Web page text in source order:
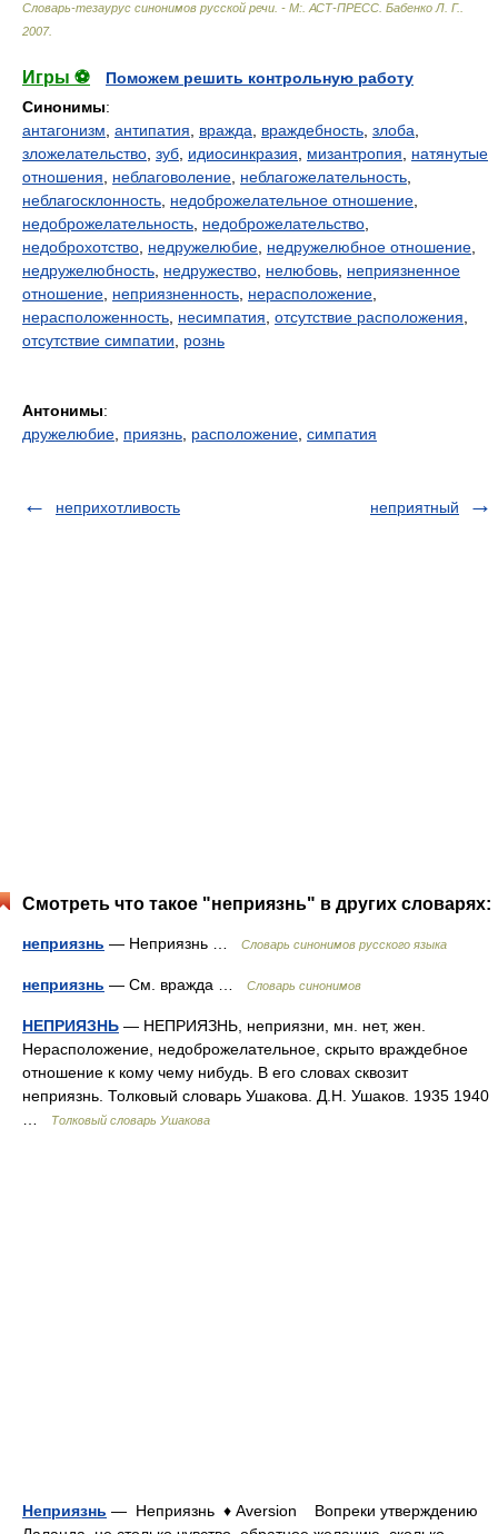
Словарь-тезаурус синонимов русской речи. - М:. АСТ-ПРЕСС Бабенко Л. Г.
2007.
Игры ⚽
Поможем решить контрольную работу
Синонимы:
антагонизм антипатия вражда враждебность злоба
зложелательство зуб идиосинкразия мизантропия
натянутые
отношения
неблаговоление неблагожелательность
неблагосклонность недоброжелательное отношение
недоброжелательность недоброжелательство
недоброхотство недружелюбие недружелюбное отношение
недружелюбность недружество нелюбовь неприязненное
отношение неприязненность нерасположение
нерасположенность несимпатия отсутствие расположения
отсутствие симпатии
рознь
Антонимы:
дружелюбие приязнь расположение симпатия
неприхотливость неприятный
Смотреть что такое "неприязнь" в других словарях:
неприязнь — Неприязнь … Словарь синонимов русского языка
неприязнь — См. вражда … Словарь синонимов
НЕПРИЯЗНЬ — НЕПРИЯЗНЬ, неприязни, мн. нет, жен.
Нерасположение, недоброжелательное, скрыто враждебное
отношение к кому чему нибудь. В его словах сквозит
неприязнь. Толковый словарь Ушакова. Д.Н. Ушаков. 1935 1940
Толковый словарь Ушакова
Неприязнь — Неприязнь ♦ Aversion Вопреки утверждению